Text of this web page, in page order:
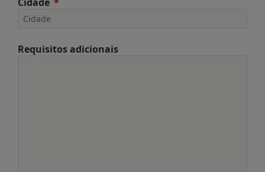
Requisitos adicionais